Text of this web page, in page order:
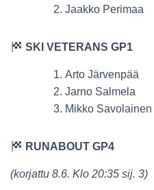
Jaakko Perimaa
SKI VETERANS GP1
Arto Järvenpää
Jarno Salmela
Mikko Savolainen
RUNABOUT GP4
(korjattu 8.6. Klo 20:35 sij. 3)